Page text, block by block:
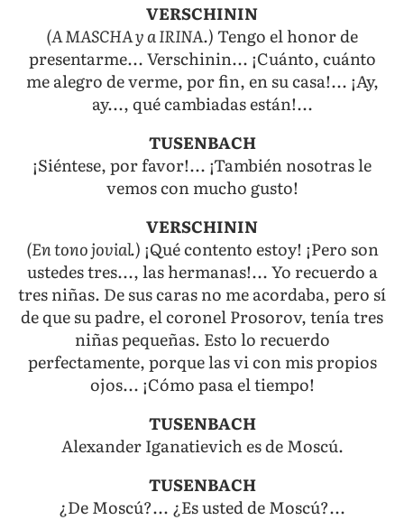
VERSCHININ
(A MASCHA y a IRINA.)Tengo el honor de
presentarme... Verschinin... ¡Cuánto, cuánto
me alegro de verme, por fin, en su casa!... ¡Ay,
ay..., qué cambiadas están!...
TUSENBACH
¡Siéntese, por favor!... ¡También nosotras le
vemos con mucho gusto!
VERSCHININ
(En tono jovial.) ¡Qué contento estoy! ¡Pero son
ustedes tres..., las hermanas!... Yo recuerdo a
tres niñas. De sus caras no me acordaba, pero sí
de que su padre, el coronel Prosorov, tenía tres
niñas pequeñas. Esto lo recuerdo
perfectamente, porque las vi con mis propios
ojos... ¡Cómo pasa el tiempo!
TUSENBACH
Alexander Iganatievich es de Moscú.
TUSENBACH
¿De Moscú?... ¿Es usted de Moscú?...